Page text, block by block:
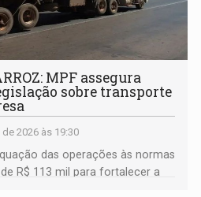
MPF assegura
sobre transporte
2026 às 19:30
das operações às normas
R$ 113 mil para fortalecer a